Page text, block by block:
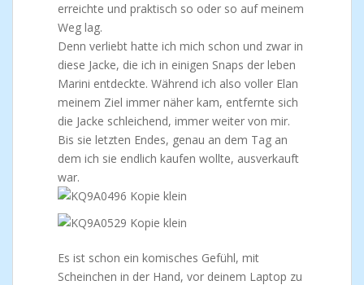
erreichte und praktisch so oder so auf meinem
Weg lag.
Denn verliebt hatte ich mich schon und zwar in
diese Jacke, die ich in einigen Snaps der leben
Marini entdeckte. Während ich also voller Elan
meinem Ziel immer näher kam, entfernte sich
die Jacke schleichend, immer weiter von mir.
Bis sie letzten Endes, genau an dem Tag an
dem ich sie endlich kaufen wollte, ausverkauft
war.
Es ist schon ein komisches Gefühl, mit
Scheinchen in der Hand, vor deinem Laptop zu